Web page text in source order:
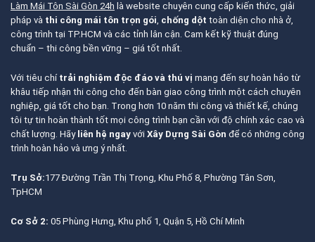
Làm Mái Tôn Sài Gòn 24h là website chuyên cung cấp kiến thức, giải
pháp và thi công mái tôn trọn gói, chống dột toàn diện cho nhà ở,
công trình tại TP.HCM và các tỉnh lân cận. Cam kết kỹ thuật đúng
chuẩn – thi công bền vững – giá tốt nhất.
Với tiêu chí trải nghiệm độc đáo và thú vị mang đến sự hoàn hảo từ
khâu tiếp nhận thi công cho đến bàn giao công trình một cách chuyên
nghiệp, giá tốt cho bạn. Trong hơn 10 năm thi công và thiết kế, chúng
tôi tự tin hoàn thành tốt mọi công trình bạn cần với độ chính xác cao và
chất lượng. Hãy liên hệ ngay với Xây Dựng Sài Gòn để có những công
trình hoàn hảo và ưng ý nhất.
Trụ Sở:177 Đường Trần Thị Trọng, Khu Phố 8, Phường Tân Sơn,
TpHCM
Cơ Sở 2: 05 Phùng Hưng, Khu phố 1, Quận 5, Hồ Chí Minh